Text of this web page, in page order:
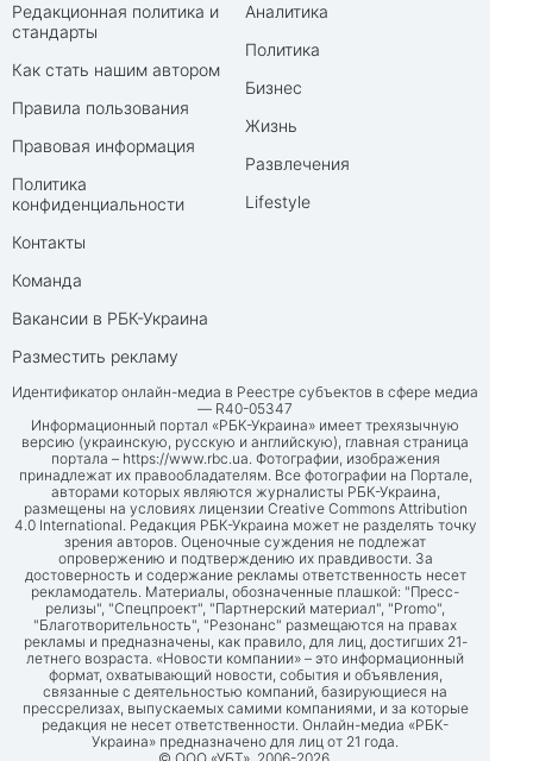
Редакционная политика и
стандарты
Как стать нашим автором
Правила пользования
Правовая информация
Политика
конфиденциальности
Контакты
Команда
Вакансии в РБК-Украина
Разместить рекламу
Аналитика
Политика
Бизнес
Жизнь
Развлечения
Lifestyle
Идентификатор онлайн-медиа в Реестре субъектов в сфере медиа
— R40-05347
Информационный портал «РБК-Украина» имеет трехязычную
версию (украинскую, русскую и английскую), главная страница
портала – https://www.rbc.ua. Фотографии, изображения
принадлежат их правообладателям. Все фотографии на Портале,
авторами которых являются журналисты РБК-Украина,
размещены на условиях лицензии Creative Commons Attribution
4.0 International. Редакция РБК-Украина может не разделять точку
зрения авторов. Оценочные суждения не подлежат
опровержению и подтверждению их правдивости. За
достоверность и содержание рекламы ответственность несет
рекламодатель. Материалы, обозначенные плашкой: "Пресс-
релизы", "Спецпроект", "Партнерский материал", "Promo",
"Благотворительность", "Резонанс" размещаются на правах
рекламы и предназначены, как правило, для лиц, достигших 21-
летнего возраста. «Новости компании» – это информационный
формат, охватывающий новости, события и объявления,
связанные с деятельностью компаний, базирующиеся на
прессрелизах, выпускаемых самими компаниями, и за которые
редакция не несет ответственности. Онлайн-медиа «РБК-
Украина» предназначено для лиц от 21 года.